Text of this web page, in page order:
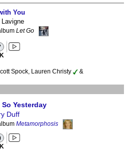
You
Let Go
Spock, Lauren Christy
&
So Yesterday
Duff
Metamorphosis